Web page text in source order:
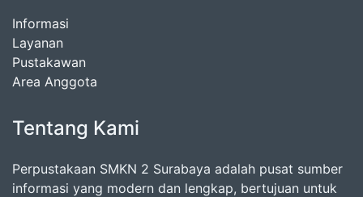
Informasi
Layanan
Pustakawan
Area Anggota
Tentang Kami
Perpustakaan SMKN 2 Surabaya adalah pusat sumber
informasi yang modern dan lengkap, bertujuan untuk